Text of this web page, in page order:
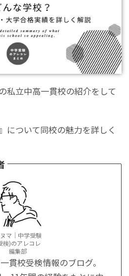
私立中高一貫校の紹介をして
について同校の魅力を詳しく
マ｜中学受験
検)のアレコレ
編集部
貫校受検情報のブログ。